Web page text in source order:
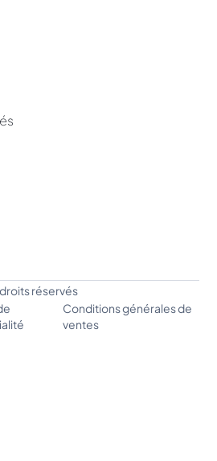
réservés
Conditions générales de
ventes